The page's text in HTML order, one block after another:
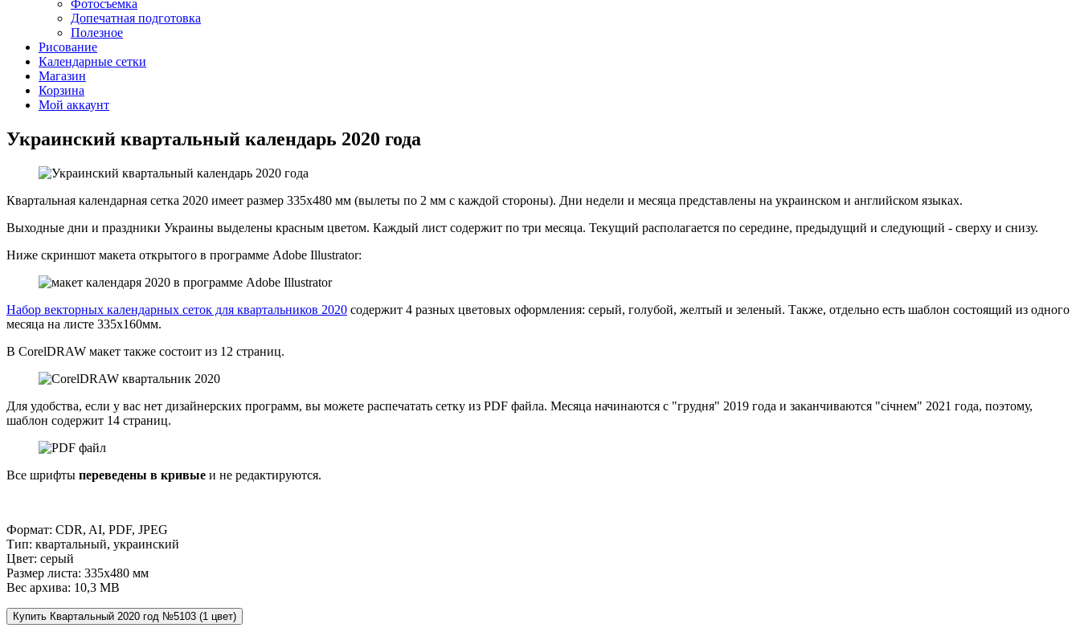
Фотосъемка
Допечатная подготовка
Полезное
Рисование
Календарные сетки
Магазин
Корзина
Мой аккаунт
Украинский квартальный календарь 2020 года
Квартальная календарная сетка 2020 имеет размер 335х480 мм (вылеты по 2 мм с каждой стороны). Дни недели и месяца представлены на украинском и английском языках.
Выходные дни и праздники Украины выделены красным цветом. Каждый лист содержит по три месяца. Текущий располагается по середине, предыдущий и следующий - сверху и снизу.
Ниже скриншот макета открытого в программе Adobe Illustrator:
Набор векторных календарных сеток для квартальников 2020 содержит 4 разных цветовых оформления: серый, голубой, желтый и зеленый. Также, отдельно есть шаблон состоящий из одного
месяца на листе 335х160мм.
В CorelDRAW макет также состоит из 12 страниц.
Для удобства, если у вас нет дизайнерских программ, вы можете распечатать сетку из PDF файла. Месяца начинаются с "грудня" 2019 года и заканчиваются "сiчнем" 2021 года, поэтому,
шаблон содержит 14 страниц.
Все шрифты переведены в кривые и не редактируются.
Формат: CDR, AI, PDF, JPEG
Тип: квартальный, украинский
Цвет: серый
Размер листа: 335х480 мм
Вес архива: 10,3 МВ